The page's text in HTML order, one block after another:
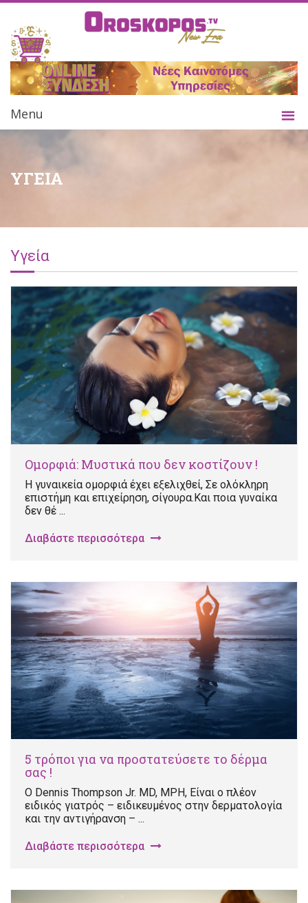
Menu
ΥΓΕΙΑ
Υγεία
Ομορφιά: Μυστικά που δεν κοστίζουν !
Η γυναικεία ομορφιά έχει εξελιχθεί, Σε ολόκληρη
επιστήμη και επιχείρηση, σίγουρα.Και ποια γυναίκα
δεν θέ ...
Διαβάστε περισσότερα
5 τρόποι για να προστατεύσετε το δέρμα
σας !
Ο Dennis Thompson Jr. MD, MPH, Είναι ο πλέον
ειδικός γιατρός – ειδικευμένος στην δερματολογία
και την αντιγήρανση – ...
Διαβάστε περισσότερα